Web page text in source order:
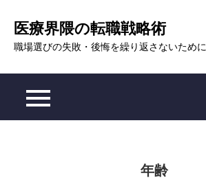
content
医療界隈の転職戦略術
職場選びの失敗・後悔を繰り返さないために
年齢